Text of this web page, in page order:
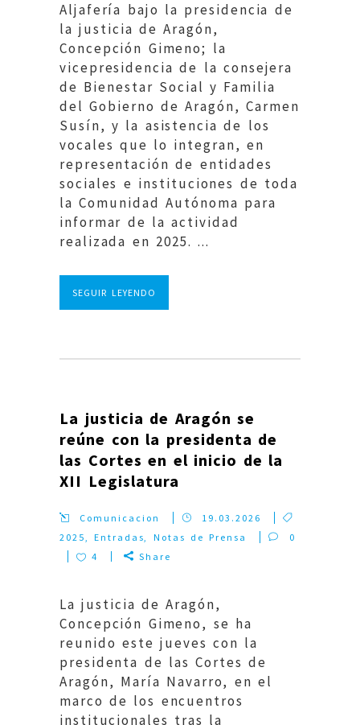
Aljafería bajo la presidencia de
la justicia de Aragón,
Concepción Gimeno; la
vicepresidencia de la consejera
de Bienestar Social y Familia
del Gobierno de Aragón, Carmen
Susín, y la asistencia de los
vocales que lo integran, en
representación de entidades
sociales e instituciones de toda
la Comunidad Autónoma para
informar de la actividad
realizada en 2025. ...
SEGUIR LEYENDO
La justicia de Aragón se
reúne con la presidenta de
las Cortes en el inicio de la
XII Legislatura
Comunicacion
19.03.2026
2025,Entradas, Notas de Prensa
0
4
Share
La justicia de Aragón,
Concepción Gimeno, se ha
reunido este jueves con la
presidenta de las Cortes de
Aragón, María Navarro, en el
marco de los encuentros
institucionales tras la